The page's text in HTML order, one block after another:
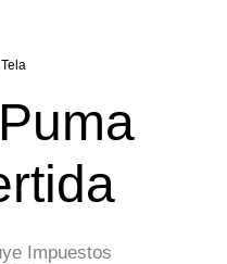
Tela
Impuestos